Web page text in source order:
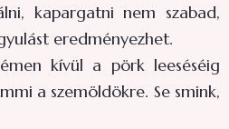
kapargatni nem szabad,
eredményezhet.
kívül a pörk leeséséig
a szemöldökre. Se smink,